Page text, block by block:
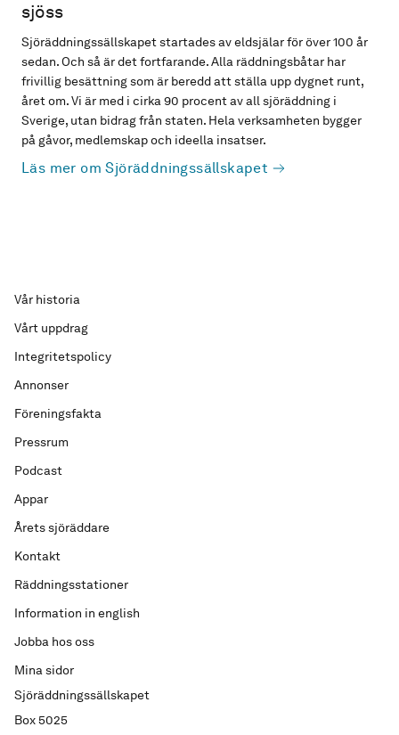
sjöss
Sjöräddningssällskapet startades av eldsjälar för över 100 år
sedan. Och så är det fortfarande. Alla räddningsbåtar har
frivillig besättning som är beredd att ställa upp dygnet runt,
året om. Vi är med i cirka 90 procent av all sjöräddning i
Sverige, utan bidrag från staten. Hela verksamheten bygger
på gåvor, medlemskap och ideella insatser.
Läs mer om Sjöräddningssällskapet
Sjöräddningssällskapet
Box 5025
Vår historia
Vårt uppdrag
Integritetspolicy
Annonser
Föreningsfakta
Pressrum
Podcast
Appar
Årets sjöräddare
Kontakt
Räddningsstationer
Information in english
Jobba hos oss
Mina sidor